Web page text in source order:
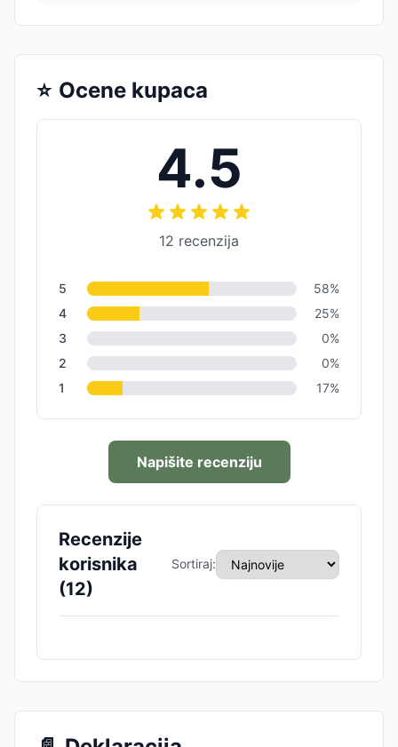
⭐ Ocene kupaca
4.5
12 recenzija
5 58%
4
25%
3
0%
2
0%
1
17%
Napišite recenziju
Recenzije
korisnika
(12)
Sortiraj: